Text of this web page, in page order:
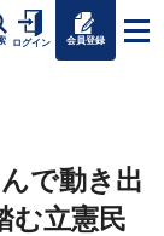
ログイン 会員登録
で動き出
む立憲民